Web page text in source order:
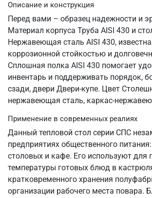
Описание и конструкция
Перед вами – образец надежности и
Материал корпуса Труба AISI 430 и
Нержавеющая сталь AISI 430,
коррозионной стойкостью и
Сплошная полка AISI 430 помогает
инвентарь и поддерживать порядок,
сзади, двери Двери-купе. Цвет
нержавеющая сталь, каркас-
Применение в современных реалиях
Данный тепловой стол серии СПС
предприятиях общественного
столовых и кафе. Его используют для
температуры готовых блюд в
кратковременного хранения
организации рабочего места повара.